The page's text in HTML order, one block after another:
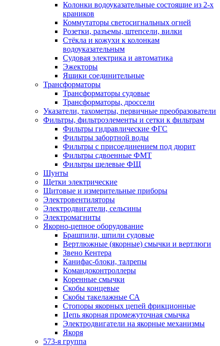
Колонки водоуказательные состоящие из 2-х
краников
Коммутаторы светосигнальных огней
Розетки, разъемы, штепсели, вилки
Стёкла и кожухи к колонкам
водоуказательным
Судовая электрика и автоматика
Эжекторы
Ящики соединительные
Трансформаторы
Трансформаторы судовые
Трансформаторы, дроссели
Указатели, тахометры, первичные преобразователи
Фильтры, фильтроэлементы и сетки к фильтрам
Фильтры гидравлические ФГС
Фильтры забортной воды
Фильтры с присоединением под дюрит
Фильтры сдвоенные ФМТ
Фильтры щелевые ФЩ
Шунты
Щетки электрические
Щитовые и измерительные приборы
Электровентиляторы
Электродвигатели, сельсины
Электромагниты
Якорно-цепное оборудование
Брашпили, шпили судовые
Вертлюжные (якорные) смычки и вертлюги
Звено Кентера
Канифас-блоки, талрепы
Командоконтроллеры
Коренные смычки
Скобы концевые
Скобы такелажные СА
Стопоры якорных цепей фрикционные
Цепь якорная промежуточная смычка
Электродвигатели на якорные механизмы
Якоря
573-я группа